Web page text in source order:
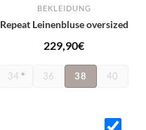
BEKLEIDUNG
Repeat Leinenbluse oversized
229,90€
34 * 36 38 40